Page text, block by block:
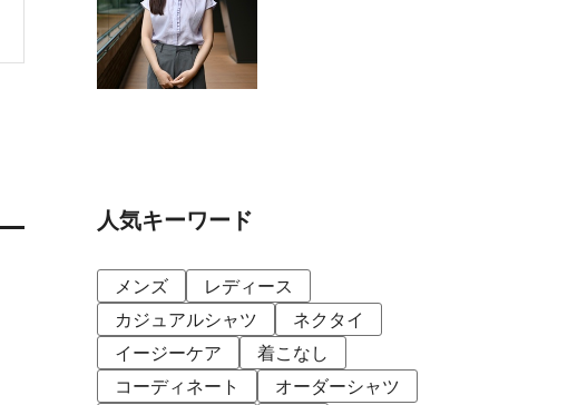
人気キーワード
メンズ
レディース
カジュアルシャツ
ネクタイ
イージーケア
着こなし
コーディネート
オーダーシャツ